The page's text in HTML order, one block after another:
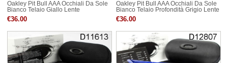
Oakley Pit Bull AAA Occhiali Da Sole
Bianco Telaio Giallo Lente
€36.00
Oakley Pit Bull AAA Occhiali Da Sole
Bianco Telaio Profondità Grigio Lente
€36.00